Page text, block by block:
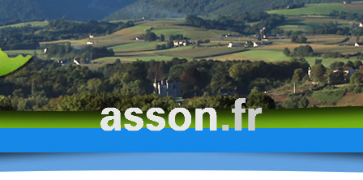
ENFANCE
TOURISME
HISTOIRE